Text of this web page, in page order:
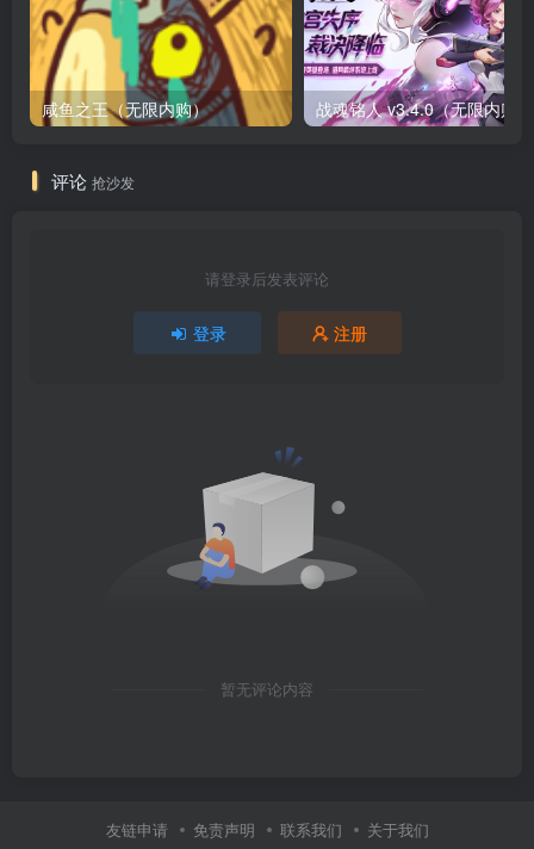
咸鱼之王（无限内购）
评论 抢沙发
请登录后发表评论
登录 注册
暂无评论内容
友链申请 免责声明 联系我们 关于我们